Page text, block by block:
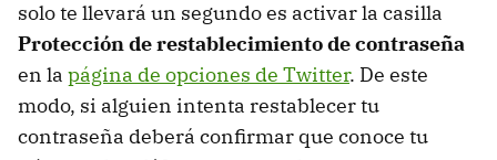
solo te llevará un segundo es activar la casilla
Protección de restablecimiento de contraseña
en la página de opciones de Twitter. De este
modo, si alguien intenta restablecer tu
contraseña deberá confirmar que conoce tu